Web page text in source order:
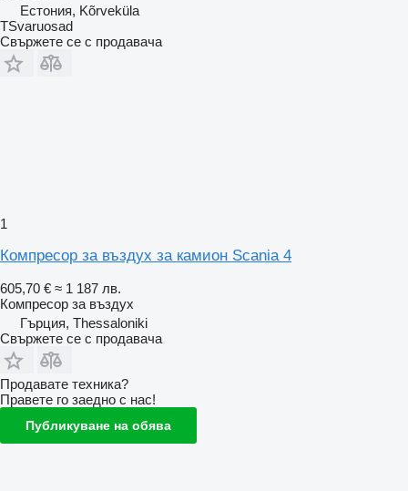
Естония, Kõrveküla
TSvaruosad
Свържете се с продавача
1
Компресор за въздух за камион Scania 4
605,70 € ≈ 1 187 лв.
Компресор за въздух
Гърция, Thessaloniki
Свържете се с продавача
Продавате техника?
Правете го заедно с нас!
Публикуване на обява